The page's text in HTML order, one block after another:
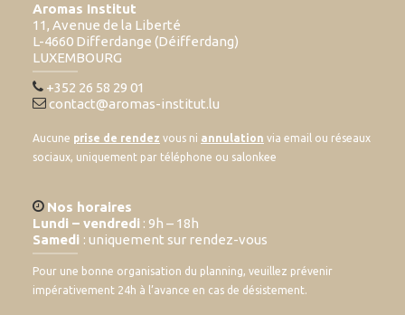
Aromas Institut
11, Avenue de la Liberté
L-4660 Differdange (Déifferdang)
LUXEMBOURG
+352 26 58 29 01
contact@aromas-institut.lu
Aucune prise de rendez vous ni annulation via email ou réseaux
sociaux, uniquement par téléphone ou salonkee
Nos horaires
Lundi – vendredi : 9h – 18h
Samedi : uniquement sur rendez-vous
Pour une bonne organisation du planning, veuillez prévenir
impérativement 24h à l’avance en cas de désistement.